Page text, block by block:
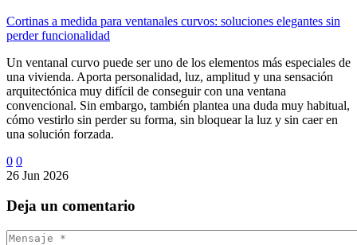
Cortinas a medida para ventanales curvos: soluciones elegantes sin
perder funcionalidad
Un ventanal curvo puede ser uno de los elementos más especiales de
una vivienda. Aporta personalidad, luz, amplitud y una sensación
arquitectónica muy difícil de conseguir con una ventana
convencional. Sin embargo, también plantea una duda muy habitual,
cómo vestirlo sin perder su forma, sin bloquear la luz y sin caer en
una solución forzada.
0 0
26 Jun 2026
Deja un comentario